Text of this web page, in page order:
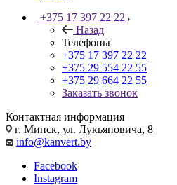
+375 17 397 22 22
Назад
Телефоны
+375 17 397 22 22
+375 29 554 22 55
+375 29 664 22 55
Заказать звонок
Контактная информация
г. Минск, ул. Лукьяновича, 8
info@kanvert.by
Facebook
Instagram